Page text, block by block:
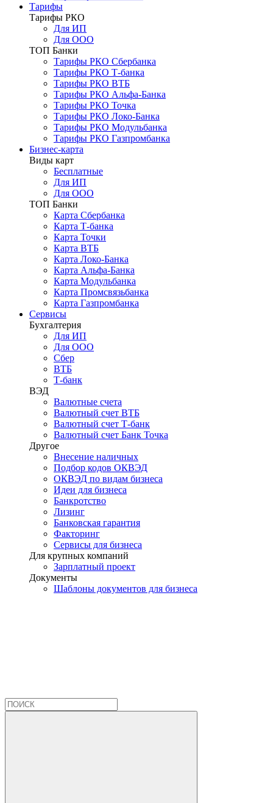
Тарифы
Тарифы РКО
Для ИП
Для ООО
ТОП Банки
Тарифы РКО Сбербанка
Тарифы РКО Т-банка
Тарифы РКО ВТБ
Тарифы РКО Альфа-Банка
Тарифы РКО Точка
Тарифы РКО Локо-Банка
Тарифы РКО Модульбанка
Тарифы РКО Газпромбанка
Бизнес-карта
Виды карт
Бесплатные
Для ИП
Для ООО
ТОП Банки
Карта Сбербанка
Карта Т-банка
Карта Точки
Карта ВТБ
Карта Локо-Банка
Карта Альфа-Банка
Карта Модульбанка
Карта Промсвязьбанка
Карта Газпромбанка
Сервисы
Бухгалтерия
Для ИП
Для ООО
Сбер
ВТБ
Т-банк
ВЭД
Валютные счета
Валютный счет ВТБ
Валютный счет Т-банк
Валютный счет Банк Точка
Другое
Внесение наличных
Подбор кодов ОКВЭД
ОКВЭД по видам бизнеса
Идеи для бизнеса
Банкротство
Лизинг
Банковская гарантия
Факторинг
Сервисы для бизнеса
Для крупных компаний
Зарплатный проект
Документы
Шаблоны документов для бизнеса